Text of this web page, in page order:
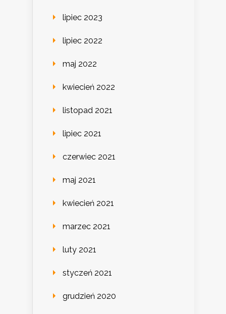
lipiec 2023
lipiec 2022
maj 2022
kwiecień 2022
listopad 2021
lipiec 2021
czerwiec 2021
maj 2021
kwiecień 2021
marzec 2021
luty 2021
styczeń 2021
grudzień 2020